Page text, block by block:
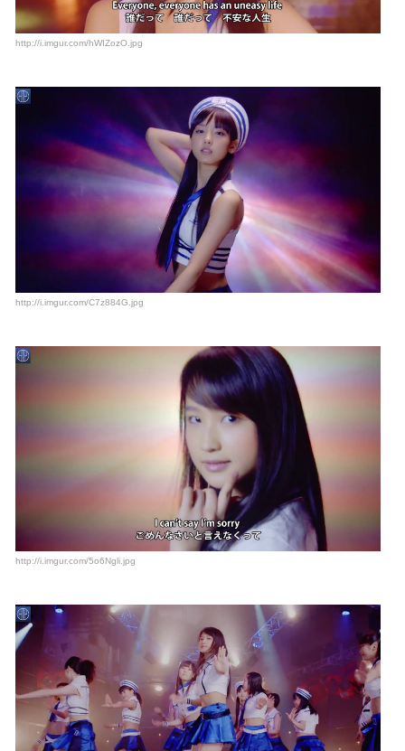
http://i.imgur.com/hWIZozO.jpg
http://i.imgur.com/C7z884G.jpg
http://i.imgur.com/5o6Ngli.jpg